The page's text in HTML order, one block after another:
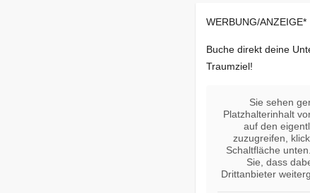
WERBUNG/ANZEIGE*
Buche direkt deine
Traumziel!
Sie sehen
Platzhalterinhalt
auf den
zuzugreifen,
Schaltfläche
Sie, dass
Drittanbieter